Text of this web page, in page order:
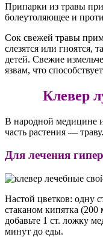
Припарки из травы
болеутоляющее и
Сок свежей травы
слезятся или гноятся,
детей. Свежие
язвам, что
Клевер
В народной медицине
часть растения — траву.
Для лечения
Настой цветков: одну
стаканом кипятка (200
добавьте 1 ст. ложку
минут до еды.